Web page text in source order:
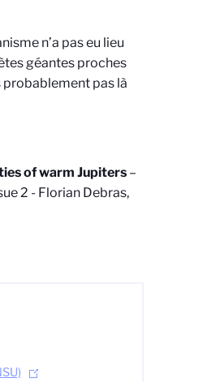
n’a pas eu lieu
géantes proches
probablement pas là
of warm Jupiters–
2 - Florian Debras,